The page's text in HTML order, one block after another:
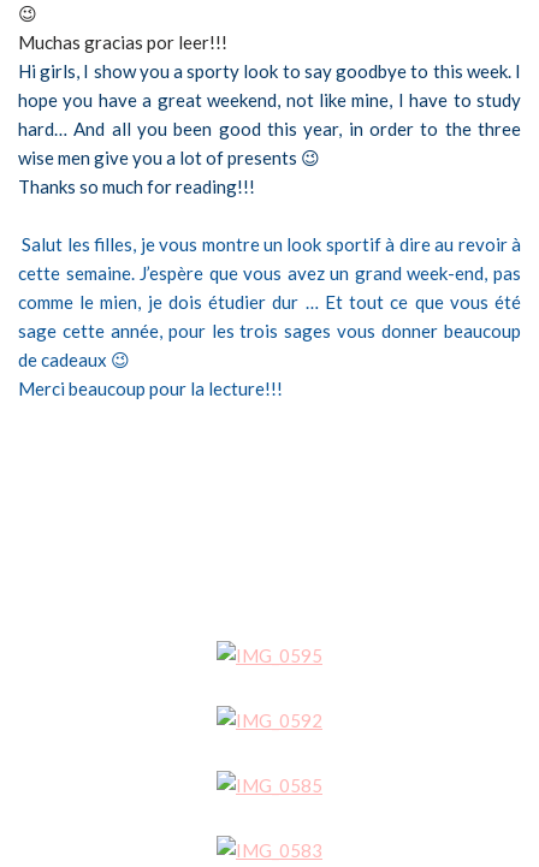
😉
Muchas gracias por leer!!!
Hi girls, I show you a sporty look to say goodbye to this week. I
hope you have a great weekend, not like mine, I have to study
hard… And all you been good this year, in order to the three
wise men give you a lot of presents 😉
Thanks so much for reading!!!
Salut les filles, je vous montre un look sportif à dire au revoir à
cette semaine. J’espère que vous avez un grand week-end, pas
comme le mien, je dois étudier dur … Et tout ce que vous été
sage cette année, pour les trois sages vous donner beaucoup
de cadeaux 😉
Merci beaucoup pour la lecture!!!